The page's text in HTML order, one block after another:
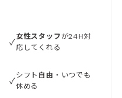
✓
女性スタッフが24H対
応してくれる
✓
シフト 自由 ・いつでも
休める